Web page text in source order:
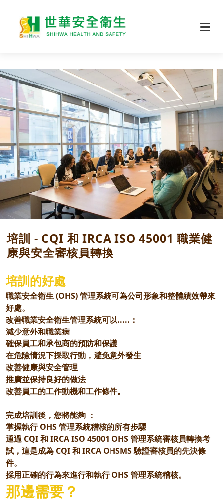
培訓 - CQI 和 IRCA ISO 45001 職業健
康與安全審核員轉換
培訓的好處
職業安全衛生 (OHS) 管理系統可為公司形象和整體績效帶來
好處。
改善職業安全衛生管理系統可以.....：
減少意外和職業病
確保員工和承包商的預防和保護
在危險情況下採取行動，避免意外發生
改善健康與安全管理
推廣並保持良好的做法
改善員工的工作動機和工作條件。
完成培訓後，您將能夠 ：
掌握執行 OHS 管理系統稽核的所有步驟
通過 CQI 和 IRCA ISO 45001 OHS 管理系統審核員轉換考
試，這是成為 CQI 和 IRCA OHSMS 驗證審核員的先決條
件。
採用正確的行為來進行和執行 OHS 管理系統稽核。
那邊需要？